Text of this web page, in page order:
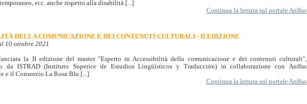
ecc. anche rispetto alla disabilità [...]
Continua la lettura sul portale Anffas
DELLA COMUNICAZIONE E DEI CONTENUTI CULTURALI - II EDIZIONE
10 ottobre 2021
la II edizione del master "Esperto in Accessibilità della comunicazione e dei contenuti culturali",
da ISTRAD (Instituto Superior de Estudios Lingüísticos y Traducción) in collaborazione con Anffas
e il Consorzio La Rosa Blu [...]
Continua la lettura sul portale Anffas